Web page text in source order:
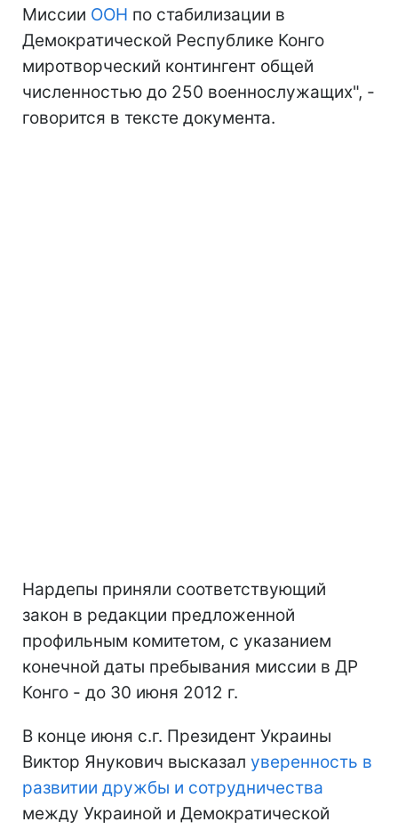
Миссии ООН по стабилизации в
Демократической Республике Конго
миротворческий контингент общей
численностью до 250 военнослужащих", -
говорится в тексте документа.
Нардепы приняли соответствующий
закон в редакции предложенной
профильным комитетом, с указанием
конечной даты пребывания миссии в ДР
Конго - до 30 июня 2012 г.
В конце июня с.г. Президент Украины
Виктор Янукович высказал уверенность в
развитии дружбы и сотрудничества
между Украиной и Демократической